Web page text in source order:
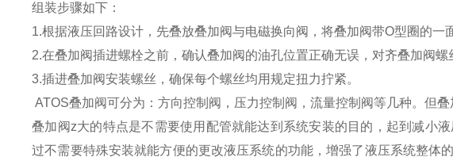
组装步骤如下：
1.根据液压回路设计，先叠放叠加阀与电磁换向阀，将叠加阀带O型圈的一
2.在叠加阀插进螺栓之前，确认叠加阀的油孔位置正确无误，对齐叠加阀螺
3.插进叠加阀安装螺丝，确保每个螺丝均用规定扭力拧紧。
ATOS叠加阀可分为：方向控制阀，压力控制阀，流量控制阀等几种。但叠
叠加阀z大的特点是不需要使用配管就能达到系统安装的目的，起到减小
过不需要特殊安装就能方便的更改液压系统的功能，增强了液压系统整体